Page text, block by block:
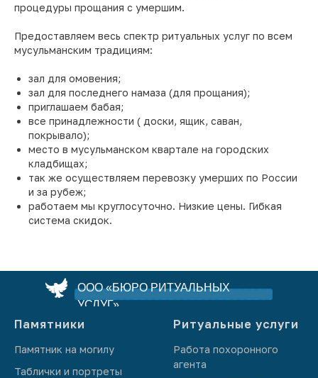
процедуры прощания с умершим.
Предоставляем весь спектр ритуальных услуг по всем
мусульманским традициям:
зал для омовения;
зал для последнего намаза (для прощания);
приглашаем бабая;
все принадлежности ( доски, ящик, саван,
покрывало);
место в мусульманском квартале на городских
кладбищах;
так же осуществляем перевозку умерших по России
и за рубеж;
работаем мы круглосуточно. Низкие цены. Гибкая
система скидок.
ООО «БЮРО РИТУАЛЬНЫХ
УСЛУГ»
Памятники
Памятник на могилу
Таблички и портреты
Ритуальные услуги
Работа похоронного
агента